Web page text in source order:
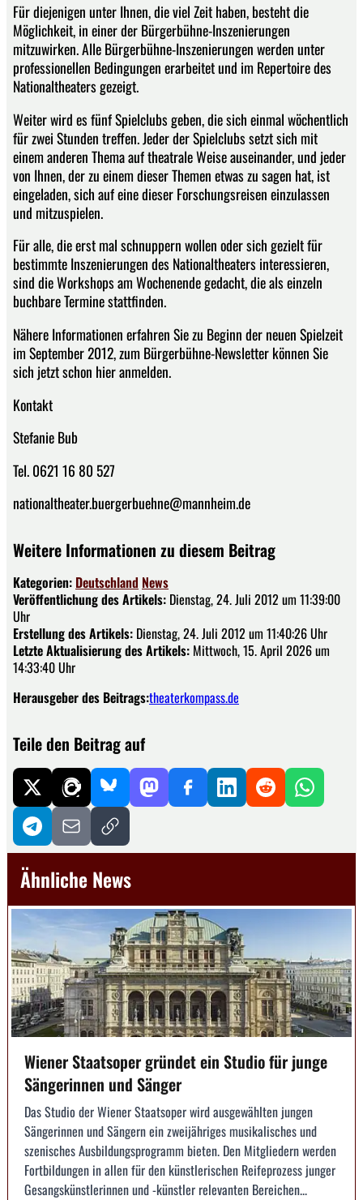
Für diejenigen unter Ihnen, die viel Zeit haben, besteht die
Möglichkeit, in einer der Bürgerbühne-Inszenierungen
mitzuwirken. Alle Bürgerbühne-Inszenierungen werden unter
professionellen Bedingungen erarbeitet und im Repertoire des
Nationaltheaters gezeigt.
Weiter wird es fünf Spielclubs geben, die sich einmal wöchentlich
für zwei Stunden treffen. Jeder der Spielclubs setzt sich mit
einem anderen Thema auf theatrale Weise auseinander, und jeder
von Ihnen, der zu einem dieser Themen etwas zu sagen hat, ist
eingeladen, sich auf eine dieser Forschungsreisen einzulassen
und mitzuspielen.
Für alle, die erst mal schnuppern wollen oder sich gezielt für
bestimmte Inszenierungen des Nationaltheaters interessieren,
sind die Workshops am Wochenende gedacht, die als einzeln
buchbare Termine stattfinden.
Nähere Informationen erfahren Sie zu Beginn der neuen Spielzeit
im September 2012, zum Bürgerbühne-Newsletter können Sie
sich jetzt schon hier anmelden.
Kontakt
Stefanie Bub
Tel. 0621 16 80 527
nationaltheater.buergerbuehne@mannheim.de
Weitere Informationen zu diesem Beitrag
Kategorien: Deutschland News
Veröffentlichung des Artikels: Dienstag, 24. Juli 2012 um 11:39:00
Uhr
Erstellung des Artikels: Dienstag, 24. Juli 2012 um 11:40:26 Uhr
Letzte Aktualisierung des Artikels: Mittwoch, 15. April 2026 um
14:33:40 Uhr
Herausgeber des Beitrags:theaterkompass.de
Teile den Beitrag auf
Ähnliche News
Wiener Staatsoper gründet ein Studio für junge
Sängerinnen und Sänger
Das Studio der Wiener Staatsoper wird ausgewählten jungen
Sängerinnen und Sängern ein zweijähriges musikalisches und
szenisches Ausbildungsprogramm bieten. Den Mitgliedern werden
Fortbildungen in allen für den künstlerischen Reifeprozess junger
Gesangskünstlerinnen und -künstler relevanten Bereichen...